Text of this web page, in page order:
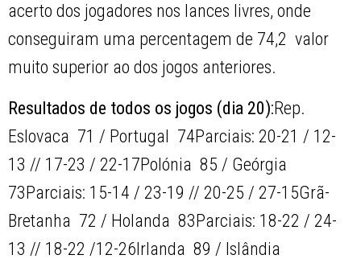
acerto dos jogadores nos lances livres, onde
conseguiram uma percentagem de 74,2  valor
muito superior ao dos jogos anteriores.
Resultados de todos os jogos (dia 20):Rep.
Eslovaca  71 / Portugal  74Parciais: 20-21 / 12-
13 // 17-23 / 22-17Polónia  85 / Geórgia 
73Parciais: 15-14 / 23-19 // 20-25 / 27-15Grã-
Bretanha  72 / Holanda  83Parciais: 18-22 / 24-
13 // 18-22 /12-26Irlanda  89 / Islândia 